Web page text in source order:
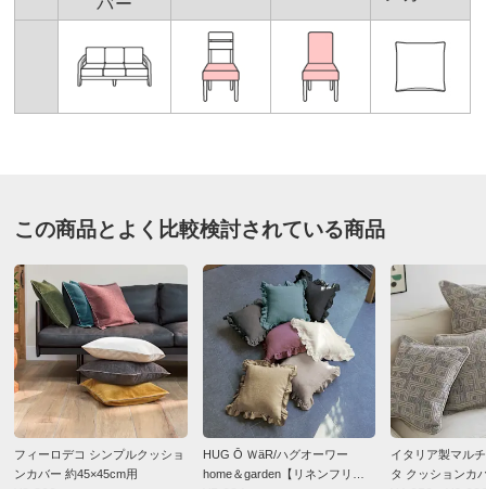
商品番号 900-LT34-06
商品名・特徴
≪お得な同色2枚組≫ スペイン製クッションカバー［ク
ルール］
送料・送料種
別
基本配送料：¥880
※お届け先が同じであれば複数個ご購入いただいても¥880です。
お支払い方法 送料について
［共通仕様］
■色：（ア）アボカド、（イ）グレープ、（ウ）アップ
ル、（エ）チョコ、（オ）ナッツ、（カ）ミルク、（キ）
ブルーベリー、（ク）カフェオレ
■サイズ：約45×45cm
■素材：ポリエステル60・綿37・ポリウレタン3％
今年の夏用にソファーカバーと同柄のクッションカバー
２つを購入しました。色がグレイッシュブルーで落ち着
いてはいますが、もう少し爽やかさが欲しくてこのクッ
ションカバーを購入しました。計４つのクッションをソ
るかもしれません！？
2024/07/05
1枚 アップル
神奈川県
インテリアに馴染み、触り心地も良いです。
この商品とよく比較検討されている商品
フィーロデコ シンプルクッショ
ンカバー 約45×45cm用
HUG Ō ＷäR/ハグオーワー
home＆garden【リネンフリル
イタリア製マル
タ クッションカ